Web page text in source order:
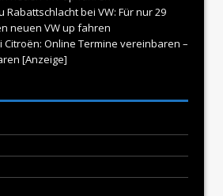
Rabattschlacht bei VW: Für nur 29
neuen VW up fahren
Citroën: Online Termine vereinbaren –
[Anzeige]